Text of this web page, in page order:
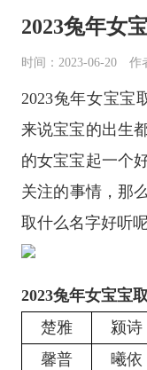
2023兔年女
时间：2023-06-20 作
2023兔年女宝宝
来说宝宝的出生
的女宝宝起一个
关注的事情，那
取什么名字好听
2023兔年女宝宝
楚雅
颍诗
馨普
曦依